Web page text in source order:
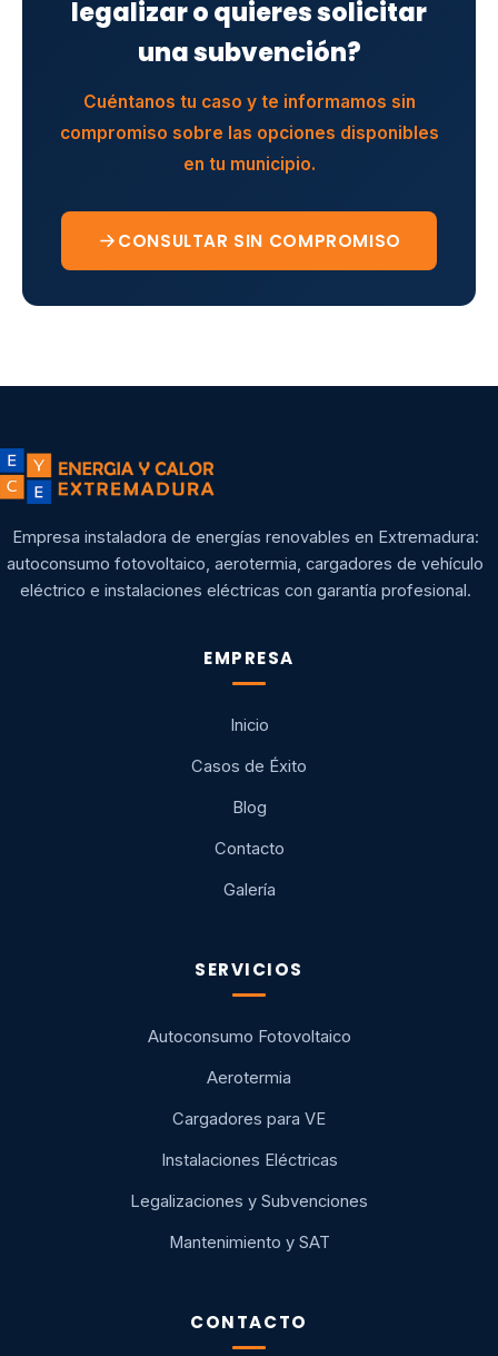
legalizar o quieres solicitar
una subvención?
Cuéntanos tu caso y te informamos sin
compromiso sobre las opciones disponibles
en tu municipio.
CONSULTAR SIN COMPROMISO
Empresa instaladora de energías renovables en Extremadura:
autoconsumo fotovoltaico, aerotermia, cargadores de vehículo
eléctrico e instalaciones eléctricas con garantía profesional.
EMPRESA
Inicio
Casos de Éxito
Blog
Contacto
Galería
SERVICIOS
Autoconsumo Fotovoltaico
Aerotermia
Cargadores para VE
Instalaciones Eléctricas
Legalizaciones y Subvenciones
Mantenimiento y SAT
CONTACTO